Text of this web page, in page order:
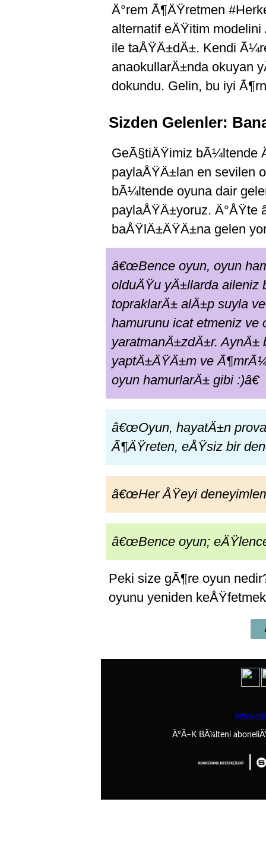
Ä°rem Ã¶ÄŸretmen
alternatif eÄŸitim
ile taÅŸÄ±dÄ±. Kendi
anaokullarÄ±nda okuyan
dokundu. Gelin, bu iyi
Sizden Gelenler:
GeÃ§tiÄŸimiz bÃ¼ltende
paylaÅŸÄ±lan en sevilen
bÃ¼ltende oyuna dair
paylaÅŸÄ±yoruz. Ä°ÅŸte
baÅŸlÄ±ÄŸÄ±na gelen
â€œBence oyun, oyun
olduÄŸu yÄ±llarda aileniz
topraklarÄ± alÄ±p suyla
hamurunu icat etmeniz
yaratmanÄ±zdÄ±r.
yaptÄ±ÄŸÄ±m ve
oyun hamurlarÄ± gibi :)â€
â€œOyun, hayatÄ±n
Ã¶ÄŸreten, eÅŸsiz bir
â€œHer ÅŸeyi
â€œBence oyun;
Peki size gÃ¶re oyun
oyunu yeniden
Ä°Ã–K BÃ¼lteni